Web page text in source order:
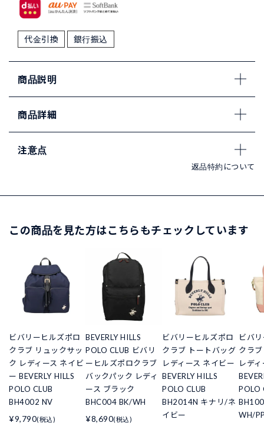
代金引換 銀行振込
商品説明
商品詳細
注意点
返品特約について
この商品を見た方はこちらもチェックしています
ビバリーヒルズポロ
クラブ リュックサッ
ク レディース ネイビ
ー BEVERLY HILLS
POLO CLUB
BH4002 NV
¥9,790(税込)
BEVERLY HILLS
POLO CLUB ビバリ
ーヒルズポロクラブ
バックパック レディ
ース ブラック
BHC004 BK/WH
¥8,690(税込)
ビバリーヒルズポロ
クラブ トートバッグ
レディース ネイビー
BEVERLY HILLS
POLO CLUB
BH2014N キナリ/ネ
イビー
ビバ
クラ
レデ
POLO
WH/